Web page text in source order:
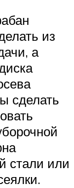
из
а
сделать
стали или